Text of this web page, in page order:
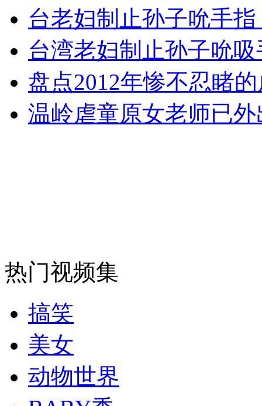
走！跟着总书记去植树
消防员救轻生者 花炮节热闹非凡 减压"枕头大战"
台老妇制止孙子吮手
台湾老妇制止孙子吮
盘点2012年惨不忍睹
温岭虐童原女老师已
热门视频集
搞笑
美女
动物世界